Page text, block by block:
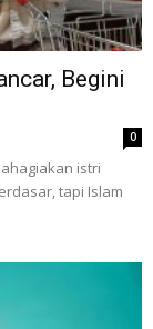
Begini
0
istri
tapi Islam